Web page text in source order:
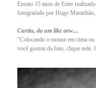
Ensaio 15 anos de Ester
fotografado por Hugo
Curtiu, da um like aew....
"Colocando o mouse em cima ou
você gostou da foto, clique nele.